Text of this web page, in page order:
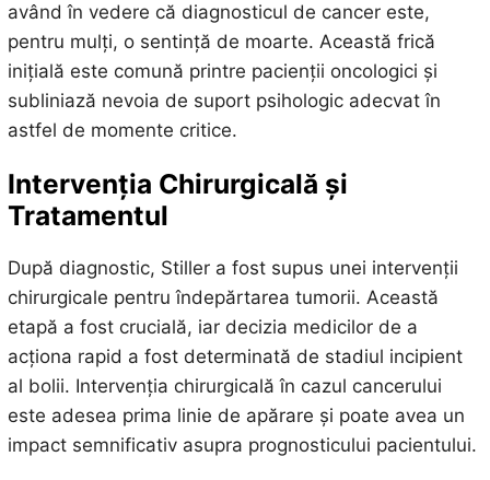
având în vedere că diagnosticul de cancer este,
pentru mulți, o sentință de moarte. Această frică
inițială este comună printre pacienții oncologici și
subliniază nevoia de suport psihologic adecvat în
astfel de momente critice.
Intervenția Chirurgicală și
Tratamentul
După diagnostic, Stiller a fost supus unei intervenții
chirurgicale pentru îndepărtarea tumorii. Această
etapă a fost crucială, iar decizia medicilor de a
acționa rapid a fost determinată de stadiul incipient
al bolii. Intervenția chirurgicală în cazul cancerului
este adesea prima linie de apărare și poate avea un
impact semnificativ asupra prognosticului pacientului.